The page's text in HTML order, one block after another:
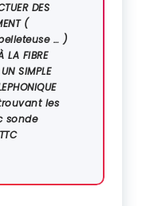
DES
(
… )
LA FIBRE
SIMPLE
les
sonde